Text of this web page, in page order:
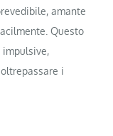
amante
Questo
i